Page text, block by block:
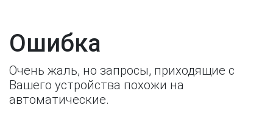
Ошибка
Очень жаль, но запросы, приходящие с
Вашего устройства похожи на
автоматические.